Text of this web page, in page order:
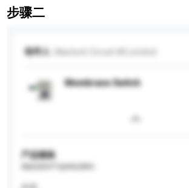
步骤二
收件人
Membrane Switch
产品规格